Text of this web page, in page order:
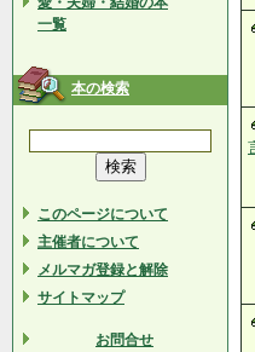
一覧
本の検索
このページについて
主催者について
メルマガ登録と解除
サイトマップ
お問合せ